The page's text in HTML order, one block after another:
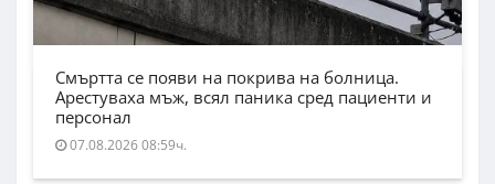
Смъртта се появи на покрива на болница.
Арестуваха мъж, всял паника сред пациенти и
персонал
07.08.2026 08:59ч.